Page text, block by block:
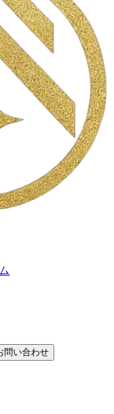
問い合わせ